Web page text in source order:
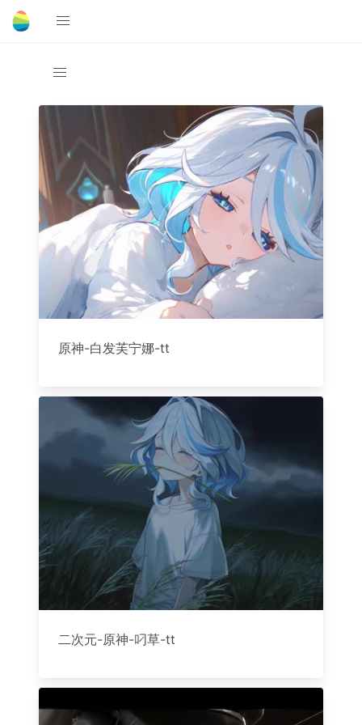
原神-白发芙宁娜-tt
二次元-原神-叼草-tt